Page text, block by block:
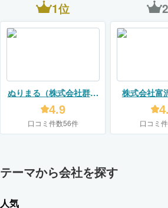
1位
ぬりまる（株式会社群馬
住宅センター）
4.9
口コミ件数56件
株式会社富
口コミ
テーマから会社を探す
人気